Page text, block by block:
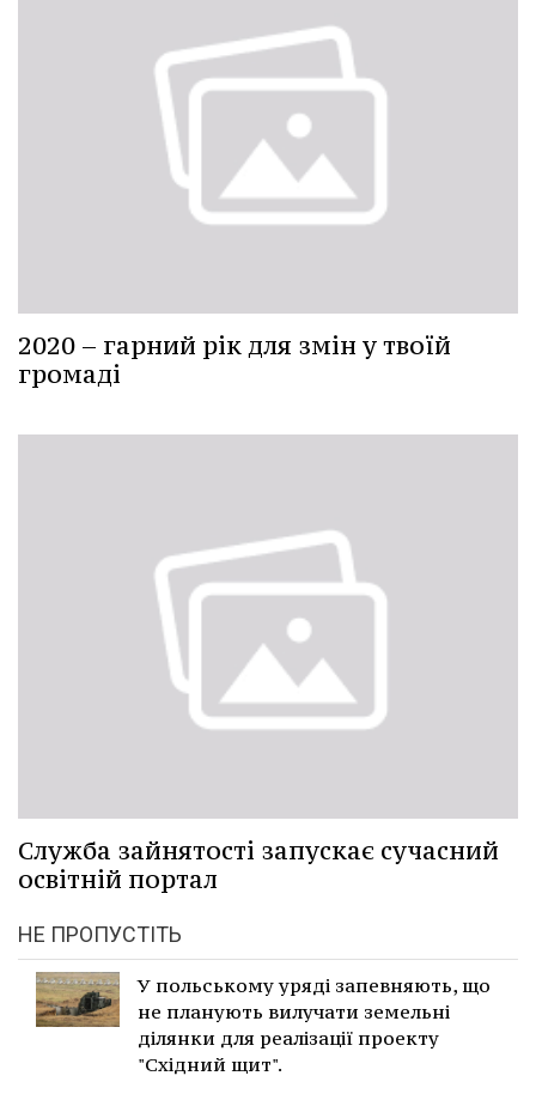
2020 – гарний рік для змін у твоїй
громаді
Служба зайнятості запускає сучасний
освітній портал
НЕ ПРОПУСТІТЬ
У польському уряді запевняють, що
не планують вилучати земельні
ділянки для реалізації проекту
"Східний щит".